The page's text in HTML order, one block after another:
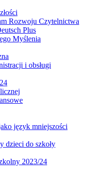
Rozwoju Czytelnictwa
Plus
Myślenia
i obsługi
język mniejszości
dzieci do szkoły
2023/24